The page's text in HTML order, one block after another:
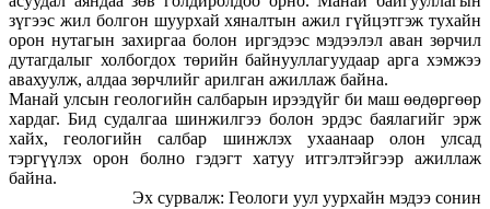
зүгээс жил болгон шуурхай хяналтын ажил гүйцэтгэж тухайн
орон нутагын захиргаа болон иргэдээс мэдээлэл аван зөрчил
дутагдалыг холбогдох төрийн байнууллагуудаар арга хэмжээ
авахуулж, алдаа зөрчлийг арилган ажиллаж байна.
Манай улсын геологийн салбарын ирээдүйг би маш өөдөргөөр
хардаг. Бид судалгаа шинжилгээ болон эрдэс баялагийг эрж
хайх, геологийн салбар шинжлэх ухаанаар олон улсад
тэргүүлэх орон болно гэдэгт хатуу итгэлтэйгээр ажиллаж
байна.
Эх сурвалж: Геологи уул уурхайн мэдээ сонин